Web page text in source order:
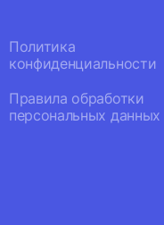
Политика
конфиденциальности
Правила обработки
персональных данных